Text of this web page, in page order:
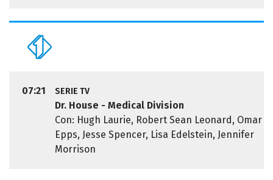
07:21 SERIE TV
Dr. House - Medical Division
Con: Hugh Laurie, Robert Sean Leonard, Omar
Epps, Jesse Spencer, Lisa Edelstein, Jennifer
Morrison